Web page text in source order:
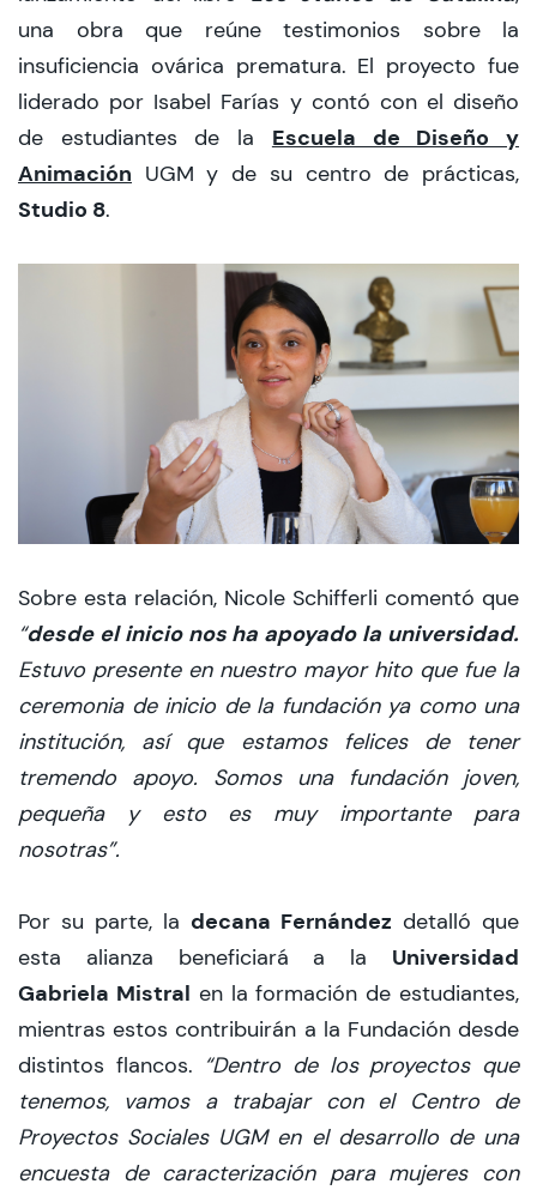
una obra que reúne testimonios sobre la
insuficiencia ovárica prematura. El proyecto fue
liderado por Isabel Farías y contó con el diseño
de estudiantes de la Escuela de Diseño y
Animación UGM y de su centro de prácticas,
Studio 8.
Sobre esta relación, Nicole Schifferli comentó que
“desde el inicio nos ha apoyado la universidad.
Estuvo presente en nuestro mayor hito que fue la
ceremonia de inicio de la fundación ya como una
institución, así que estamos felices de tener
tremendo apoyo. Somos una fundación joven,
pequeña y esto es muy importante para
nosotras”.
Por su parte, la decana Fernández detalló que
esta alianza beneficiará a la Universidad
Gabriela Mistral en la formación de estudiantes,
mientras estos contribuirán a la Fundación desde
distintos flancos. “Dentro de los proyectos que
tenemos, vamos a trabajar con el Centro de
Proyectos Sociales UGM en el desarrollo de una
encuesta de caracterización para mujeres con